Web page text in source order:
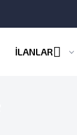
İLANLAR